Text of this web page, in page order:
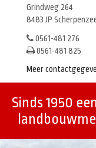
Grindweg 264
8483 JP Scherpenzeel
0561-481 276
0561-481 825
Meer
Sinds 1950